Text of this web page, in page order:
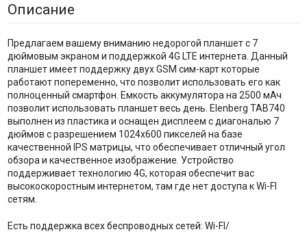
Описание
Предлагаем вашему вниманию недорогой планшет с 7
дюймовым экраном и поддержкой 4G LTE интернета. Данный
планшет имеет поддержку двух GSM сим-карт которые
работают попеременно, что позволит использовать его как
полноценный смартфон. Емкость аккумулятора на 2500 мАч
позволит использовать планшет весь день. Elenberg TAB740
выполнен из пластика и оснащен дисплеем с диагональю 7
дюймов с разрешением 1024х600 пикселей на базе
качественной IPS матрицы, что обеспечивает отличный угол
обзора и качественное изображение. Устройство
поддерживает технологию 4G, которая обеспечит вас
высокоскоростным интернетом, там где нет доступа к Wi-FI
сетям.
Есть поддержка всех беспроводных сетей: Wi-FI/